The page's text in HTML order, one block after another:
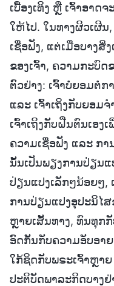
ເບື້ອງເທິງ ຫຼື ເຈົ້າອາດ
ໃຫ້ໄປ. ໃນທາງຜິວເຜີນ
ເຊື່ອຟັງ, ແຕ່ເມື່ອບາງສິ່
ຂອງເຈົ້າ, ຄວາມກະບົດ
ຕົວຢ່າງ: ເຈົ້າບໍ່ຍອມຕໍ່
ແລະ ເຈົ້າເຖິງກັບຍອມ
ເຈົ້າເຖິງກັບຝືນຕົນເອງ
ຄວາມເຊື່ອຟັງ ແລະ ກ
ນັ້ນເປັນພຽງການປ່ຽນ
ປ່ຽນແປງເລັກໆນ້ອຍໆ,
ການປ່ຽນແປງອຸປະນິໄສ
ຫຼາຍເສັ້ນທາງ, ທົນທຸກ
ອົດກັ້ນກັບຄວາມອັບອາ
ໃກ້ຊິດກັບພຣະເຈົ້າຫຼາ
ປະຕິບັດພາລະກິດບາງຢ່